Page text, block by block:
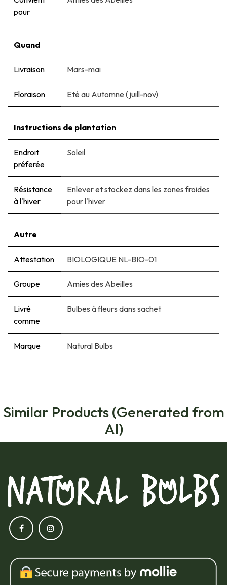
pour
Quand
Livraison Mars-mai
Floraison Eté au Automne (juill-nov)
Instructions de plantation
Endroit
préferée
Soleil
Résistance
à l'hiver
Enlever et stockez dans les zones froides
pour l'hiver
Autre
Attestation BIOLOGIQUE NL-BIO-01
Groupe Amies des Abeilles
Livré
comme
Bulbes à fleurs dans sachet
Marque Natural Bulbs
Similar Products (Generated from
AI)